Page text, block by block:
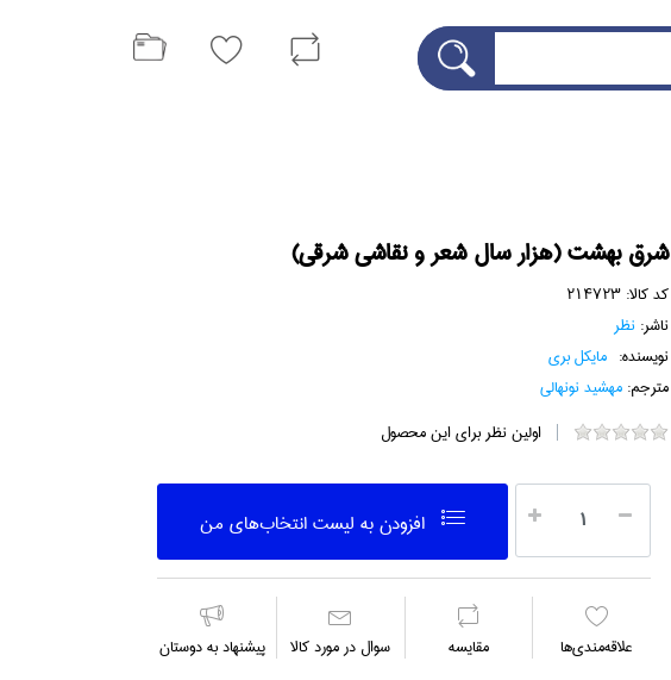
شرق بهشت (هزار سال شعر و نقاشي شرقي)
کد کالا: 214723
ناشر: نظر
نویسنده: مايكل بري
مترجم: مهشيد نونهالي
اولین نظر برای این محصول
افزودن به ليست انتخاب‌هاي من
علاقه‌مندي‌ها مقايسه سوال در مورد كالا پیشنهاد به دوستان